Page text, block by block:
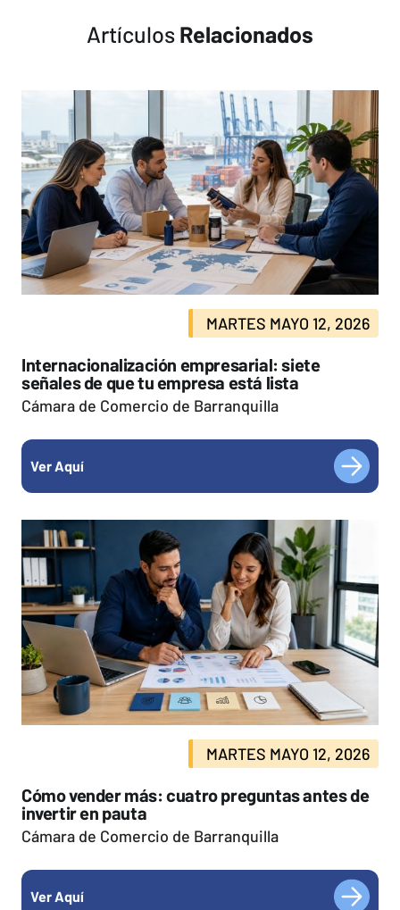
Artículos Relacionados
MARTES MAYO 12, 2026
Internacionalización empresarial: siete
señales de que tu empresa está lista
Cámara de Comercio de Barranquilla
Ver Aquí
MARTES MAYO 12, 2026
Cómo vender más: cuatro preguntas antes de
invertir en pauta
Cámara de Comercio de Barranquilla
Ver Aquí